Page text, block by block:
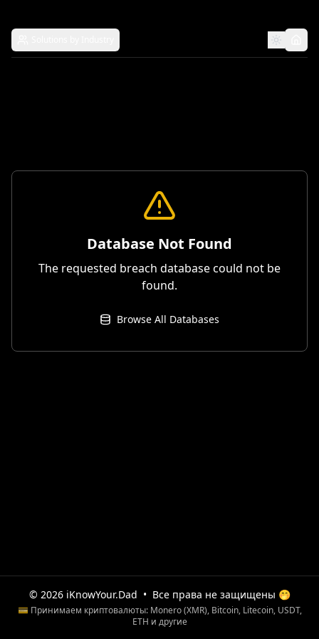
Database Not Found
The requested breach database could not be
found.
Browse All Databases
© 2026 iKnowYour.Dad • Все права не защищены 🤭
💳 Принимаем криптовалюты: Monero (XMR), Bitcoin, Litecoin, USDT,
ETH и другие